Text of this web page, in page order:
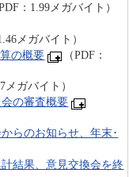
PDF：1.99メガバイト）
メガバイト）
の概要
（PDF：
メガバイト）
の審査概要
らのお知らせ、年末･
結果、意見交換会を終